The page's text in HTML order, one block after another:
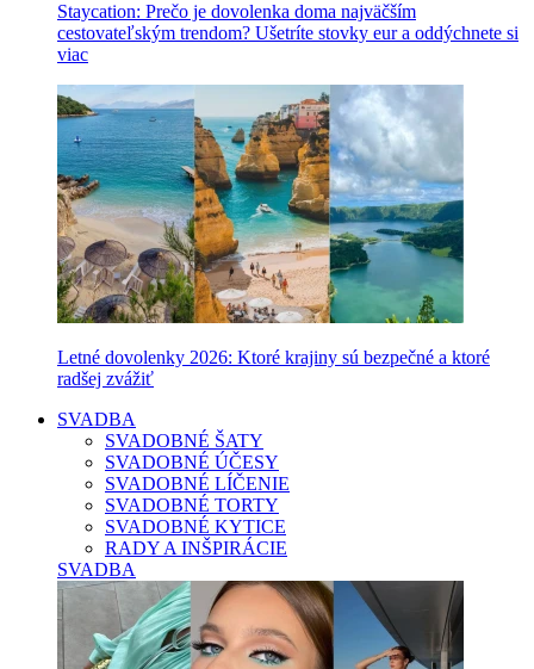
Staycation: Prečo je dovolenka doma najväčším
cestovateľským trendom? Ušetríte stovky eur a oddýchnete si
viac
Letné dovolenky 2026: Ktoré krajiny sú bezpečné a ktoré
radšej zvážiť
SVADBA
SVADOBNÉ ŠATY
SVADOBNÉ ÚČESY
SVADOBNÉ LÍČENIE
SVADOBNÉ TORTY
SVADOBNÉ KYTICE
RADY A INŠPIRÁCIE
SVADBA